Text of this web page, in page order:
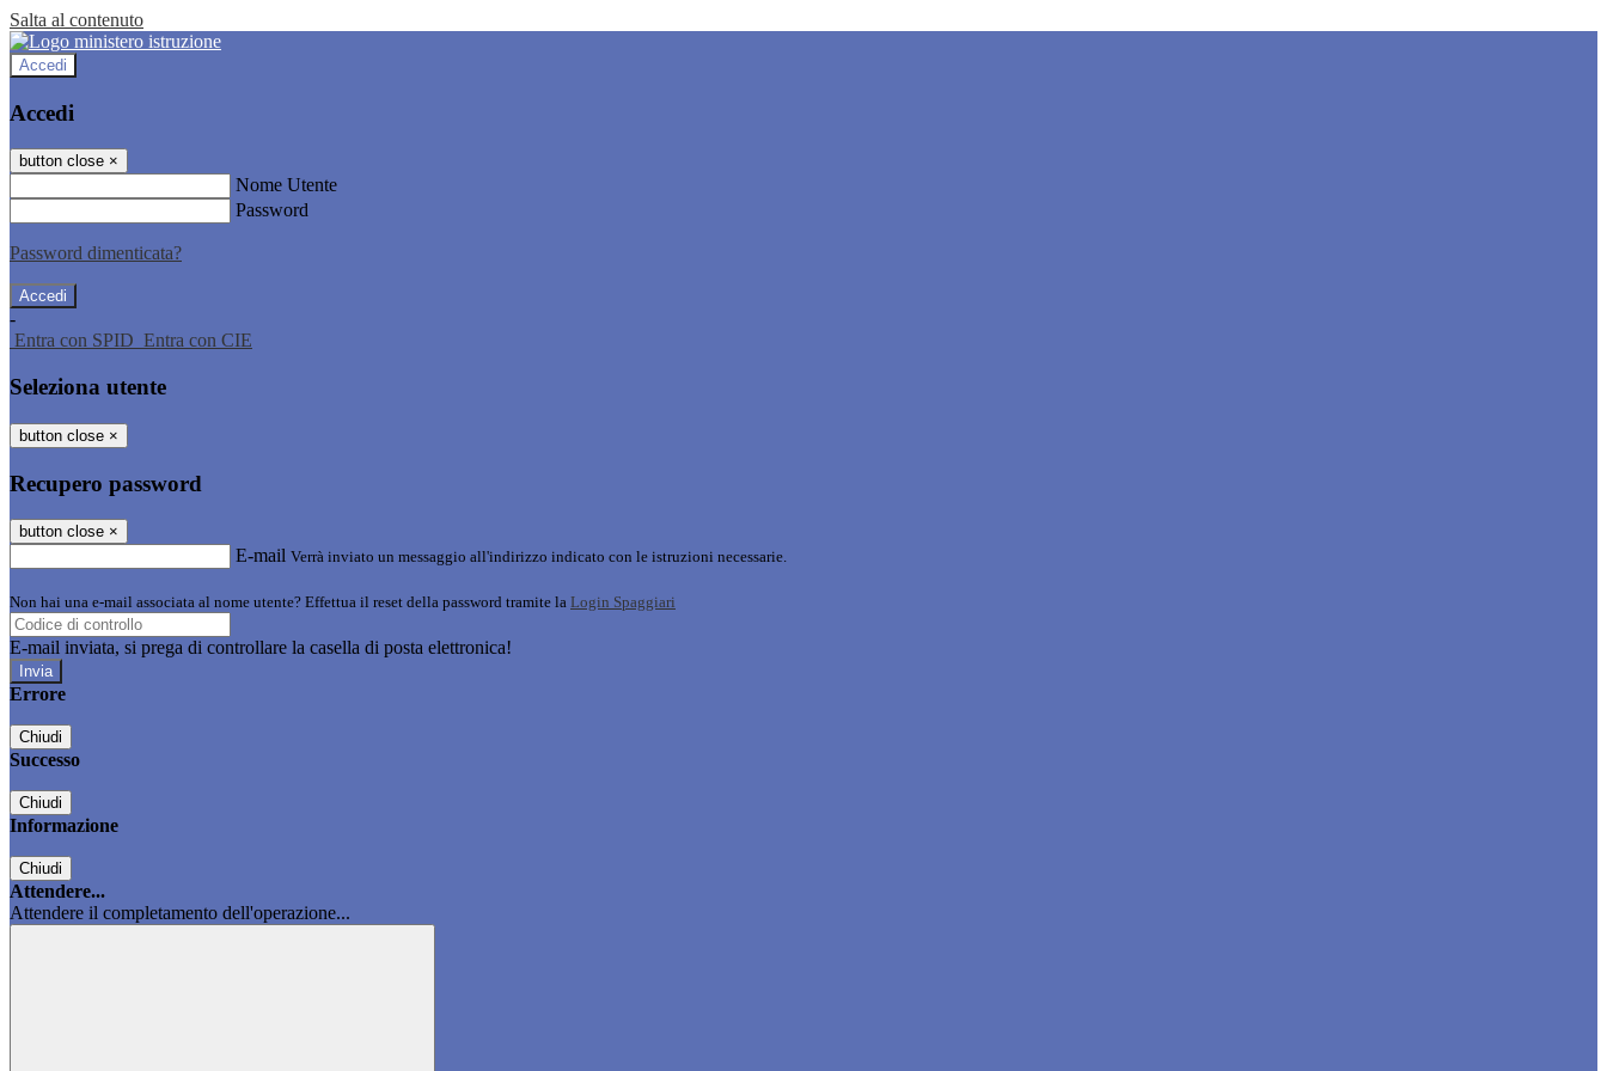
Salta al contenuto
Accedi
Accedi
button close ×
Nome Utente
Password
Password dimenticata?
-
Entra con SPID Entra con CIE
Seleziona utente
button close ×
Recupero password
button close ×
E-mail Verrà inviato un messaggio all'indirizzo indicato con le istruzioni necessarie.
Non hai una e-mail associata al nome utente? Effettua il reset della password tramite la Login Spaggiari
E-mail inviata, si prega di controllare la casella di posta elettronica!
Errore
Chiudi
Successo
Chiudi
Informazione
Chiudi
Attendere...
Attendere il completamento dell'operazione...